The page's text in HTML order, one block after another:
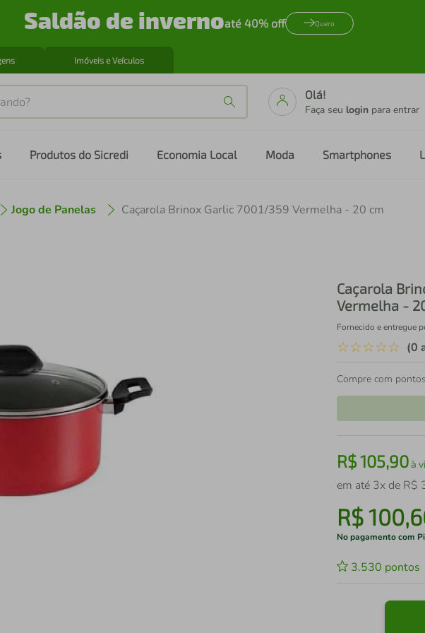
Saldão de invernoaté 40% off Quero
Imóveis e Veículos
Olá!
Faça seu login para entrar
Produtos do Sicredi Economia Local Moda Smartphones
Jogo de Panelas Caçarola Brinox Garlic 7001/359 Vermelha - 20 cm
Caçarola
Vermelha -
Fornecido e entregue
☆☆☆☆☆ (0
Compre com
R$105,90à
em até 3x de R$
R$100,
No pagamento com
3.530 pontos